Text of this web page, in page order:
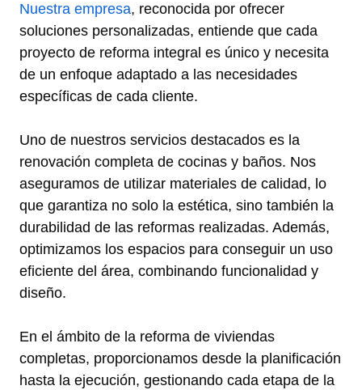
Nuestra empresa, reconocida por ofrecer
soluciones personalizadas, entiende que cada
proyecto de reforma integral es único y necesita
de un enfoque adaptado a las necesidades
específicas de cada cliente.
Uno de nuestros servicios destacados es la
renovación completa de cocinas y baños. Nos
aseguramos de utilizar materiales de calidad, lo
que garantiza no solo la estética, sino también la
durabilidad de las reformas realizadas. Además,
optimizamos los espacios para conseguir un uso
eficiente del área, combinando funcionalidad y
diseño.
En el ámbito de la reforma de viviendas
completas, proporcionamos desde la planificación
hasta la ejecución, gestionando cada etapa de la